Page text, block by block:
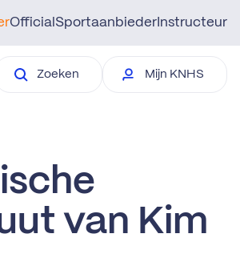
Official Sportaanbieder Instructeur
Zoeken Mijn KNHS
van Kim